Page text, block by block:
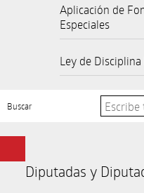
Aplicación de
Especiales
Ley de
Buscar
Diputadas y